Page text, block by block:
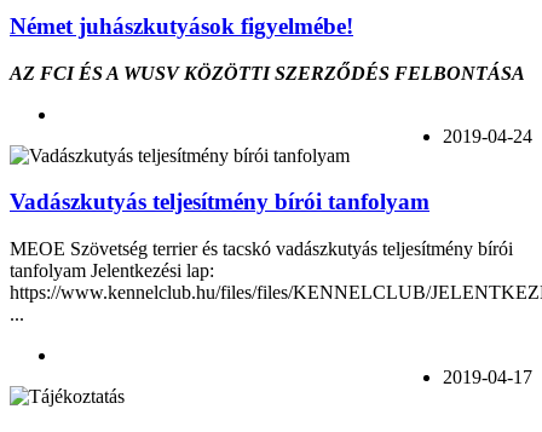
Német juhászkutyások figyelmébe!
AZ FCI ÉS A WUSV KÖZÖTTI SZERZŐDÉS FELBONTÁSA
2019-04-24
Vadászkutyás teljesítmény bírói tanfolyam
MEOE Szövetség terrier és tacskó vadászkutyás teljesítmény bírói
tanfolyam Jelentkezési lap:
https://www.kennelclub.hu/files/files/KENNELCLUB/
...
2019-04-17